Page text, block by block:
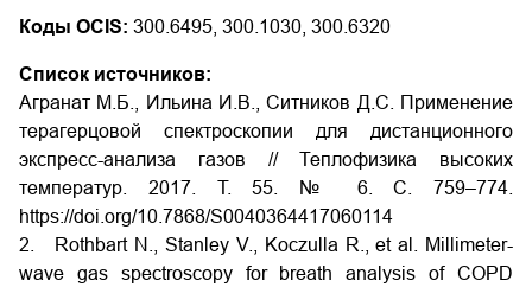
Коды OCIS: 300.6495, 300.1030, 300.6320
Список источников:
Агранат М.Б., Ильина И.В., Ситников Д.С. Применение
терагерцовой спектроскопии для дистанционного
экспресс-анализа газов // Теплофизика высоких
температур. 2017. Т. 55. № 6. С. 759–774.
https://doi.org/10.7868/S0040364417060114
2. Rothbart N., Stanley V., Koczulla R., et al. Millimeter-
wave gas spectroscopy for breath analysis of COPD